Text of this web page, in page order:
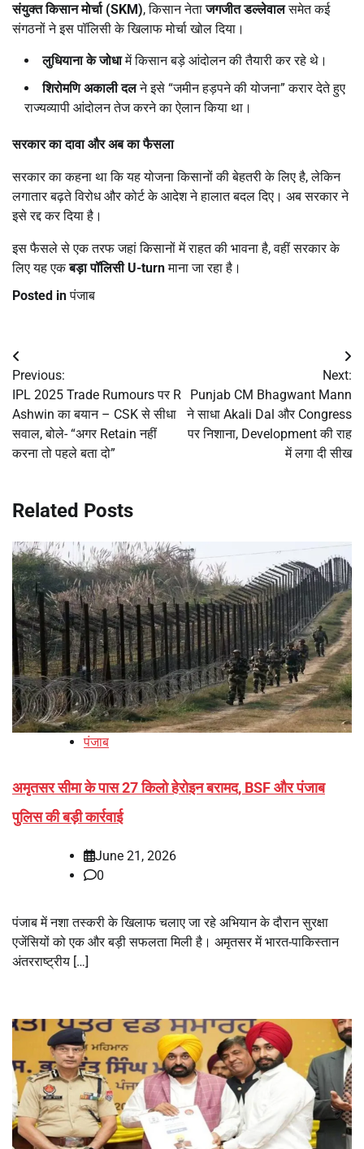
संयुक्त किसान मोर्चा (SKM), किसान नेताजगजीत डल्लेवालसमेत कई
संगठनों ने इस पॉलिसी के खिलाफ मोर्चा खोल दिया।
लुधियाना के जोधामें किसान बड़े आंदोलन की तैयारी कर रहे थे।
शिरोमणि अकाली दलने इसे “जमीन हड़पने की योजना” करार देते हुए
राज्यव्यापी आंदोलन तेज करने का ऐलान किया था।
सरकार का दावा और अब का फैसला
सरकार का कहना था कि यह योजना किसानों की बेहतरी के लिए है, लेकिन
लगातार बढ़ते विरोध और कोर्ट के आदेश ने हालात बदल दिए। अब सरकार ने
इसे रद्द कर दिया है।
इस फैसले से एक तरफ जहां किसानों में राहत की भावना है, वहीं सरकार के
लिए यह एकबड़ा पॉलिसी U-turnमाना जा रहा है।
Posted inपंजाब
Post
navigation
Previous:
IPL 2025 Trade Rumours पर R
Ashwin का बयान – CSK से सीधा
सवाल, बोले- “अगर Retain नहीं
करना तो पहले बता दो”
Next:
Punjab CM Bhagwant Mann
ने साधा Akali Dal और Congress
पर निशाना, Development की राह
में लगा दी सीख
Related Posts
पंजाब
अमृतसर सीमा के पास 27 किलो हेरोइन बरामद, BSF और पंजाब
पुलिस की बड़ी कार्रवाई
June 21, 2026
0
पंजाब में नशा तस्करी के खिलाफ चलाए जा रहे अभियान के दौरान सुरक्षा
एजेंसियों को एक और बड़ी सफलता मिली है। अमृतसर में भारत-पाकिस्तान
अंतरराष्ट्रीय […]